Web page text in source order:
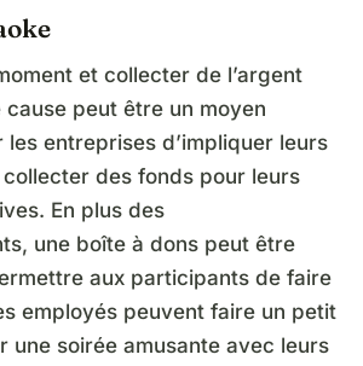
et collecter de l’argent
cause peut être un moyen
entreprises d’impliquer leurs
des fonds pour leurs
En plus des
une boîte à dons peut être
aux participants de faire
employés peuvent faire un petit
une soirée amusante avec leurs